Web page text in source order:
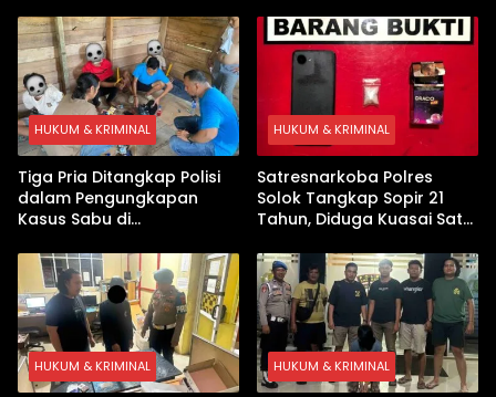
HUKUM & KRIMINAL
Tiga Pria Ditangkap Polisi
dalam Pengungkapan
Kasus Sabu di
Digital hingga Bong Disita
HUKUM & KRIMINAL
Satresnarkoba Polres
Solok Tangkap Sopir 21
Tahun, Diduga Kuasai Satu
HUKUM & KRIMINAL HUKUM & KRIMINAL